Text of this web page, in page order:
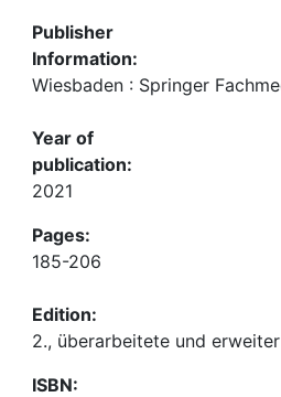
Publisher
Information:
Wiesbaden : Springer
Year of
publication:
2021
Pages:
185-206
Edition:
2., überarbeitete und
ISBN: